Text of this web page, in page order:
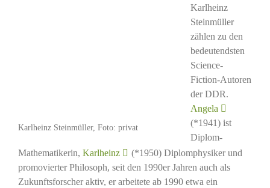
Karlheinz Steinmüller, Foto: privat
Karlheinz
Steinmüller
zählen zu den
bedeutendsten
Science-
Fiction-Autoren
der DDR.
Angela
(*1941) ist
Diplom-
Mathematikerin, Karlheinz
(*1950) Diplomphysiker und
promovierter Philosoph, seit den 1990er Jahren auch als
Zukunftsforscher aktiv, er arbeitete ab 1990 etwa ein